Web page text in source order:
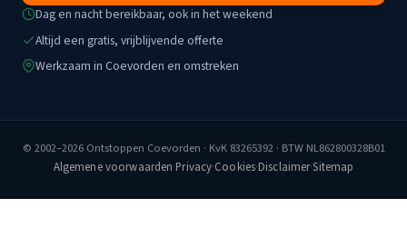
Dag en nacht bereikbaar, ook in het weekend
Altijd een gratis, vrijblijvende offerte
Werkzaam in Coevorden en omstreken
© 2002–2026 Ontstoppen Coevorden · KvK 83265392 · BTW NL862800328B01
Algemene voorwaarden·Privacy·Cookies·Disclaimer·Sitemap